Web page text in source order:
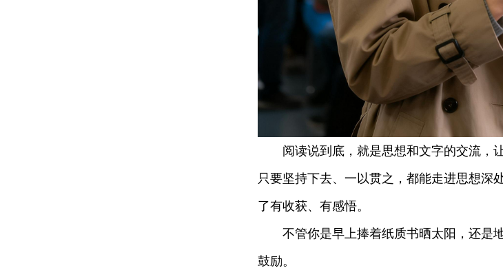
阅读说到底，就是思想和文字的交流，让
只要坚持下去、一以贯之，都能走进思想深
了有收获、有感悟。
不管你是早上捧着纸质书晒太阳，还是
鼓励。